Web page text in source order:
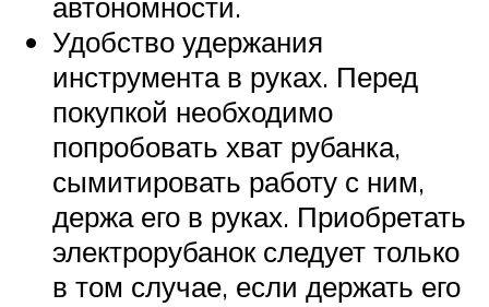
Удобство удержания
инструмента в руках. Перед
покупкой необходимо
попробовать хват рубанка,
сымитировать работу с ним,
держа его в руках. Приобретать
электрорубанок следует только
в том случае, если держать его